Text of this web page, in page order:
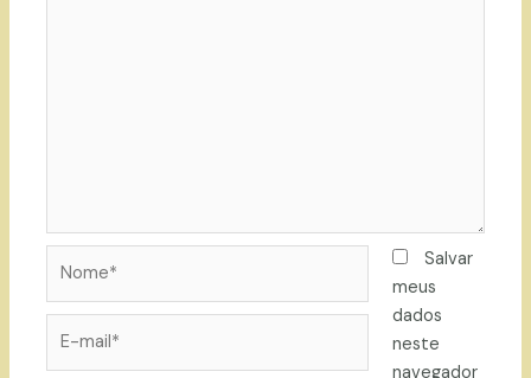
mail*
Salvar
meus
dados
neste
navegador